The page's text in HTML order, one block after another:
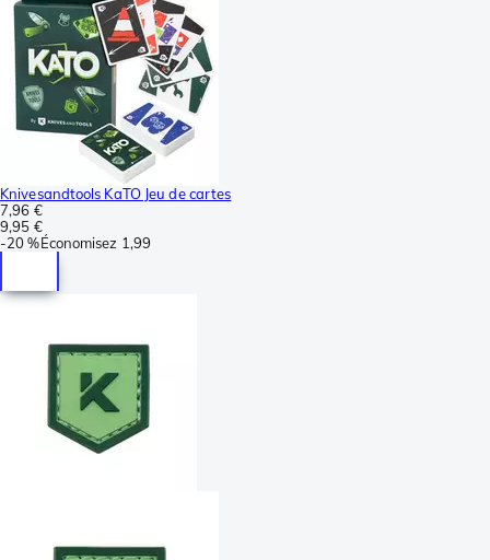
Knivesandtools KaTO Jeu de cartes
7,96 €
9,95 €
-20 %Économisez 1,99